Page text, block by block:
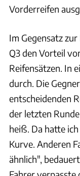
Vorderreifen
Im Gegensatz
Q3 den Vorteil
Reifensätzen. In
durch. Die
entscheidenden
der letzten
heiß. Da hatte
Kurve. Anderen
ähnlich",